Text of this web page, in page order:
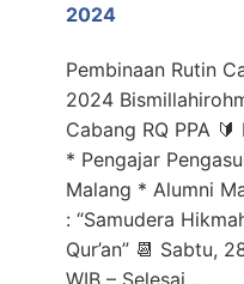
2024
Pembinaan Rutin
2024
Cabang RQ PPA
* Pengajar
Malang * Alumni
: “Samudera
Qur’an” 📆 Sabtu,